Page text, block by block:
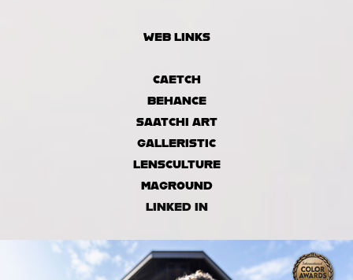
WEB LINKS
CAETCH
BEHANCE
SAATCHI ART
GALLERISTIC
LENSCULTURE
MAGROUND
LINKED IN